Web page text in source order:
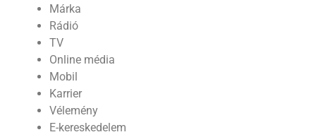
Márka
Rádió
TV
Online média
Mobil
Karrier
Vélemény
E-kereskedelem